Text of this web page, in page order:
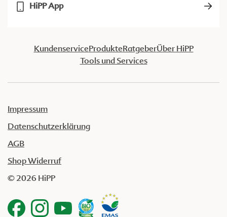
HiPP App
KundenserviceProdukteRatgeberÜber HiPP
Tools und Services
Impressum
Datenschutzerklärung
AGB
Shop Widerruf
© 2026 HiPP